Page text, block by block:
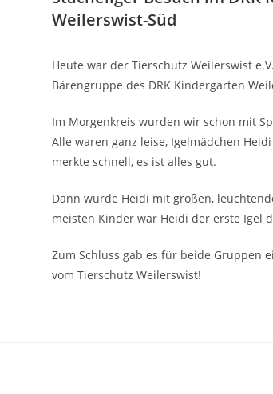
Weilerswist-Süd
Heute war der Tierschutz Weilerswist
Bärengruppe des DRK Kindergarten
Im Morgenkreis wurden wir schon mit
Alle waren ganz leise, Igelmädchen
merkte schnell, es ist alles gut.
Dann wurde Heidi mit großen,
meisten Kinder war Heidi der erste Igel
Zum Schluss gab es für beide Gruppen
vom Tierschutz Weilerswist!